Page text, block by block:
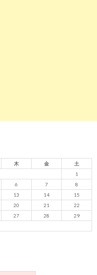
木 金
土
1
6 7
8
13 14
15
20 21
22
27 28
29